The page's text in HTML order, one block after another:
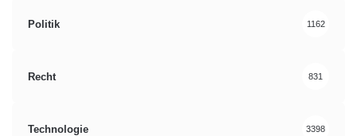
Politik 1162
Recht 831
Technologie 3398